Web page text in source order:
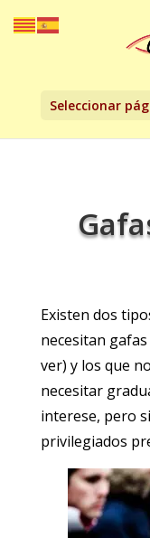
Seleccionar
Existen dos
necesitan
ver) y los que
necesitar
interese, pero
privilegiados